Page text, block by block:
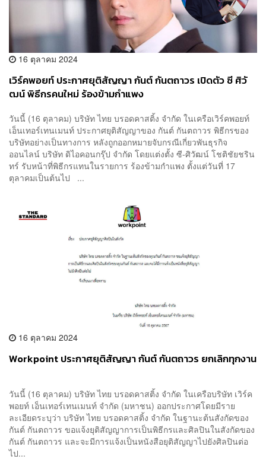
16 ตุลาคม 2024
เวิร์คพอยท์ ประกาศยุติสัญญา กันต์ กันตถาวร เปิดตัว ซี ศิวั
ฒน์ พิธีกรคนใหม่ ร้องข้ามกำแพง
วันนี้ (16 ตุลาคม) บริษัท ไทย บรอดคาสติ้ง จำกัด ในเครือเวิร์คพอยท์
เอ็นเทอร์เทนเมนท์ ประกาศยุติสัญญาของ กันต์ กันตถาวร พิธีกรของ
บริษัทอย่างเป็นทางการ หลังถูกออกหมายจับกรณีเกี่ยวพันธุรกิจ
ออนไลน์ บริษัท ดิไอคอนกรุ๊ป จำกัด โดยแต่งตั้ง ซี-ศิวัฒน์ โชติชัยชริน
ทร์ รับหน้าที่พิธีกรแทนในรายการ ร้องข้ามกำแพง ตั้งแต่วันที่ 17
ตุลาคมเป็นต้นไป ...
16 ตุลาคม 2024
Workpoint ประกาศยุติสัญญา กันต์ กันตถาวร ยกเลิกทุกงาน
วันนี้ (16 ตุลาคม) บริษัท ไทย บรอดคาสติ้ง จำกัด ในเครือบริษัท เวิร์ค
พอยท์ เอ็นเทอร์เทนเมนท์ จำกัด (มหาชน) ออกประกาศโดยมีราย
ละเอียดระบุว่า บริษัท ไทย บรอดคาสติ้ง จำกัด ในฐานะต้นสังกัดของ
กันต์ กันตถาวร ขอแจ้งยุติสัญญาการเป็นพิธีกรและศิลปินในสังกัดของ
กันต์ กันตถาวร และจะมีการแจ้งเป็นหนังสือยุติสัญญาไปยังศิลปินต่อ
ไป...